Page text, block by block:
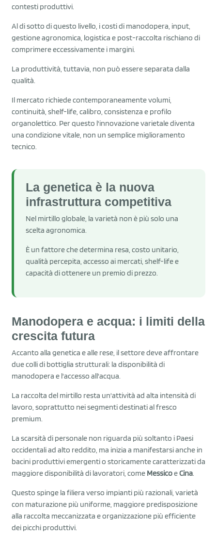
contesti produttivi.
Al di sotto di questo livello, i costi di manodopera, input,
gestione agronomica, logistica e post-raccolta rischiano di
comprimere eccessivamente i margini.
La produttività, tuttavia, non può essere separata dalla
qualità.
Il mercato richiede contemporaneamente volumi,
continuità, shelf-life, calibro, consistenza e profilo
organolettico. Per questo l'innovazione varietale diventa
una condizione vitale, non un semplice miglioramento
tecnico.
La genetica è la nuova
infrastruttura competitiva
Nel mirtillo globale, la varietà non è più solo una
scelta agronomica.
È un fattore che determina resa, costo unitario,
qualità percepita, accesso ai mercati, shelf-life e
capacità di ottenere un premio di prezzo.
Manodopera e acqua: i limiti della
crescita futura
Accanto alla genetica e alle rese, il settore deve affrontare
due colli di bottiglia strutturali: la disponibilità di
manodopera e l'accesso all'acqua.
La raccolta del mirtillo resta un'attività ad alta intensità di
lavoro, soprattutto nei segmenti destinati al fresco
premium.
La scarsità di personale non riguarda più soltanto i Paesi
occidentali ad alto reddito, ma inizia a manifestarsi anche in
bacini produttivi emergenti o storicamente caratterizzati da
maggiore disponibilità di lavoratori, come MessicoeCina.
Questo spinge la filiera verso impianti più razionali, varietà
con maturazione più uniforme, maggiore predisposizione
alla raccolta meccanizzata e organizzazione più efficiente
dei picchi produttivi.